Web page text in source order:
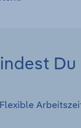
Du
Flexible